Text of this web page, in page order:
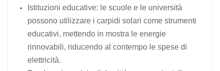
Istituzioni educative: le scuole e le università
possono utilizzare i carpidi solari come strumenti
educativi, mettendo in mostra le energie
rinnovabili, riducendo al contempo le spese di
elettricità.